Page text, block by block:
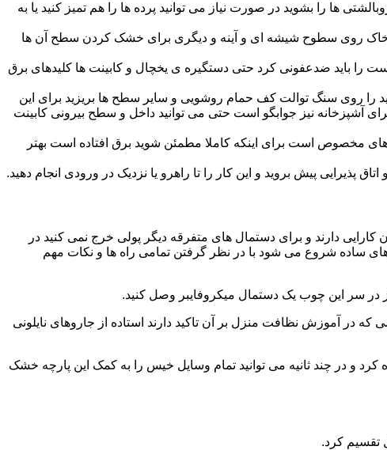
ها را بشوید در صورت نیاز می توانید پرده ها را هم تمیز کنید یا به
خاک روی سطوح شیشه ای و آینه و دیگری برای خشک کردن سطح آن ها
باید ضدعفونی کرد حتی دستگیره ی یخچال و کابینت ها کلیدهای برق
را روی سنگ توالت کف حمام روشویی و سایر سطح ها بریزید برای این
آشپزخانه نیز جوابگو است حتی می توانید داخل و سطح بیرونی کابینت
مخصوص است برای اینکه کاملا مطمئن شوید برق افتاده است بهتر
پیش بروید و این کار را تا راهرو یا نزدیک در ورودی انجام دهید.
دارند و برای دستمال های متفرقه دیگر پولی خرج نمی کنید در
های ساده شروع می شود با در نظر گرفتن تمامی راه ها و نکات مهم
که در آموزش نظافت منزل بر آن تاکید دارند استاده از جاروهای نایلونی
کرد و در چند ثانیه می توانید تمام وسایل خیس را به کمک این پارچه خشک
تقسیم کرد.